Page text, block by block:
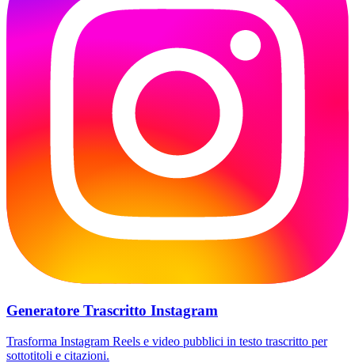
Generatore Trascritto Instagram
Trasforma Instagram Reels e video pubblici in testo trascritto per
sottotitoli e citazioni.